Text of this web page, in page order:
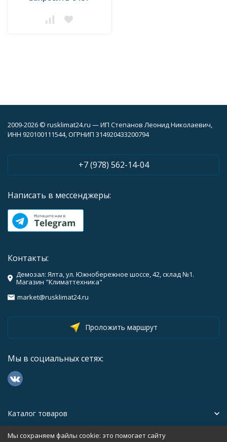
2009-2026 © rusklimat24.ru — ИП Степанов Леонид Николаевич,
ИНН 920100111544, ОГРНИП 314920433200794
+7 (978) 562-14-04
Написать в мессенджеры:
Контакты:
Демозал: Ялта, ул. Южнобережное шоссе, 42, склад №1.
Магазин "Климаттехника"
market@rusklimat24.ru
Проложить маршрут
Мы в социальных сетях:
Каталог товаров
Помощь
Мы сохраняем файлы cookie: это помогает сайту